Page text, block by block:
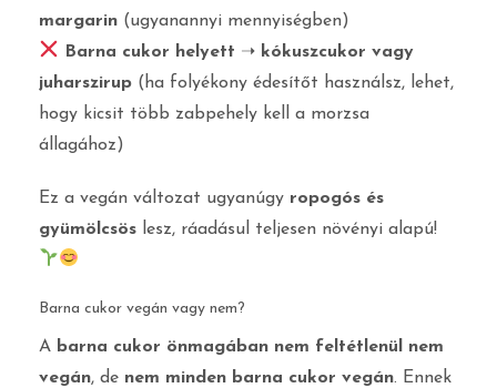
margarin (ugyanannyi mennyiségben)
Barna cukor helyett ➝ kókuszcukor vagy
juharszirup (ha folyékony édesítőt használsz, lehet,
hogy kicsit több zabpehely kell a morzsa
állagához)
Ez a vegán változat ugyanúgy ropogós és
gyümölcsös lesz, ráadásul teljesen növényi alapú!
Barna cukor vegán vagy nem?
A barna cukor önmagában nem feltétlenül nem
vegán, de nem minden barna cukor vegán. Ennek